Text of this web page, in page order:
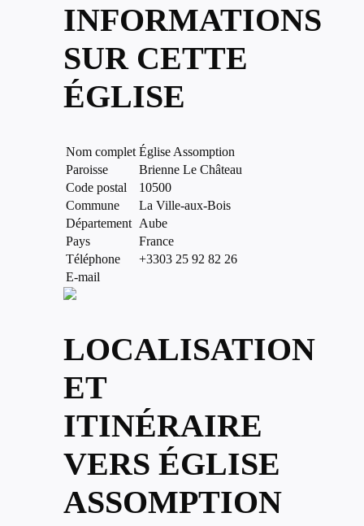
INFORMATIONS
SUR CETTE
ÉGLISE
Nom complet Église Assomption
Paroisse
Brienne Le Château
Code postal
10500
Commune
La Ville-aux-Bois
Département Aube
Pays
France
Téléphone
+3303 25 92 82 26
E-mail
LOCALISATION
ET
ITINÉRAIRE
VERS ÉGLISE
ASSOMPTION